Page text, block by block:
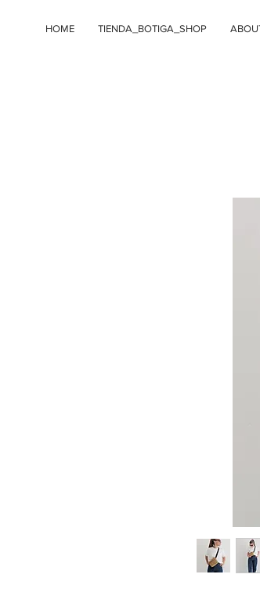
HOME TIENDA_BOTIGA_SHOP